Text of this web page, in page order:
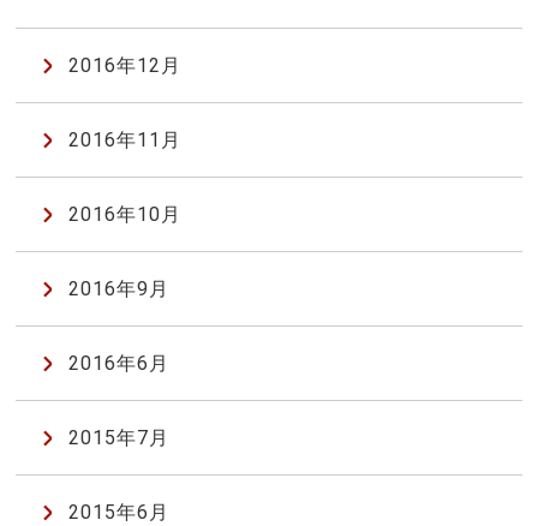
2016年12月
2016年11月
2016年10月
2016年9月
2016年6月
2015年7月
2015年6月